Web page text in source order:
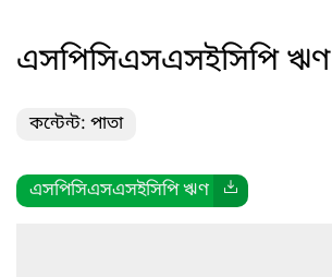
এসপিসিএসএসইসিপি ঋণ
কন্টেন্ট: পাতা
এসপিসিএসএসইসিপি ঋণ